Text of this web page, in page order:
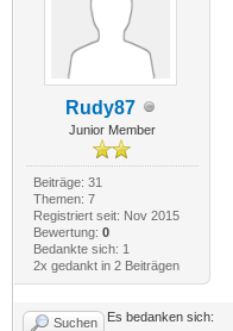
Rudy87
Junior Member
Beiträge: 31
Themen: 7
Registriert seit: Nov 2015
Bewertung: 0
Bedankte sich: 1
2x gedankt in 2 Beiträgen
Suchen Es bedanken sich: